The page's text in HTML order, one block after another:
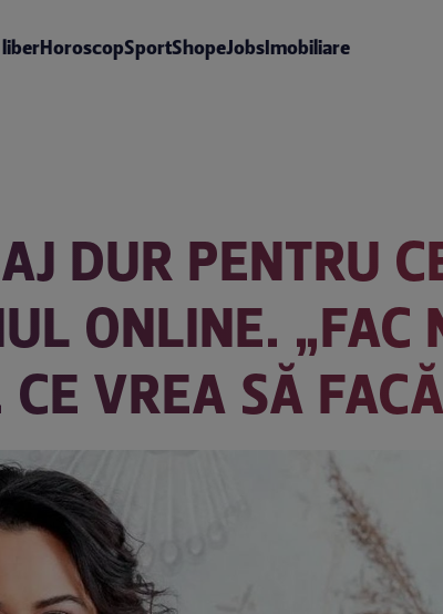
HoroscopSportShopeJobsImobiliare
DUR PENTRU
ONLINE. „FAC
VREA SĂ